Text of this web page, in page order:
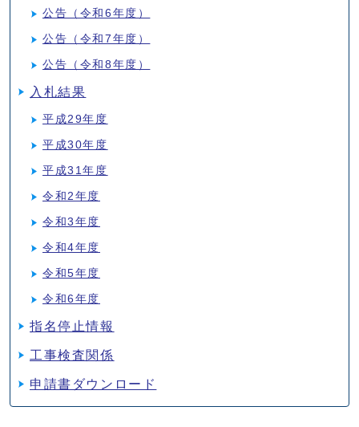
公告（令和6年度）
公告（令和7年度）
公告（令和8年度）
入札結果
平成29年度
平成30年度
平成31年度
令和2年度
令和3年度
令和4年度
令和5年度
令和6年度
指名停止情報
工事検査関係
申請書ダウンロード